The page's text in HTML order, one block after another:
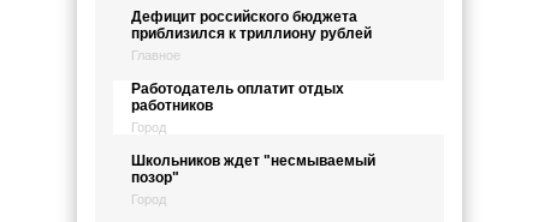
Дефицит российского бюджета
приблизился к триллиону рублей
Главное
Работодатель оплатит отдых
работников
Город
Школьников ждет "несмываемый
позор"
Город